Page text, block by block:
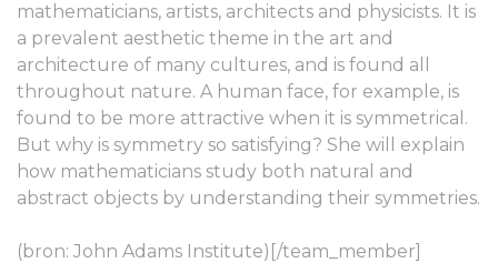
mathematicians, artists, architects and physicists. It is
a prevalent aesthetic theme in the art and
architecture of many cultures, and is found all
throughout nature. A human face, for example, is
found to be more attractive when it is symmetrical.
But why is symmetry so satisfying? She will explain
how mathematicians study both natural and
abstract objects by understanding their symmetries.
(bron: John Adams Institute)[/team_member]